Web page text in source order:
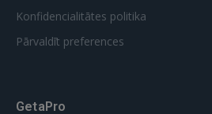
Konfidencialitātes politika
Pārvaldīt preferences
GetaPro